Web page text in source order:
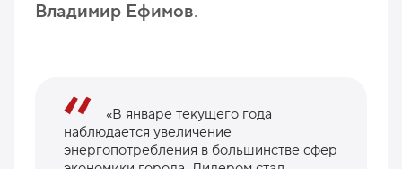
Владимир Ефимов.
«В январе текущего года
наблюдается увеличение
энергопотребления в большинстве сфер